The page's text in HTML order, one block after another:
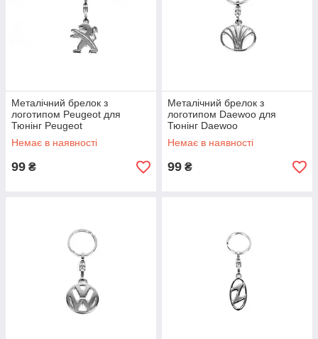
Металічний брелок з
логотипом Peugeot для
Тюнінг Peugeot
Немає в наявності
99 ₴
Металічний брелок з
логотипом Daewoo для
Тюнінг Daewoo
Немає в наявності
99 ₴